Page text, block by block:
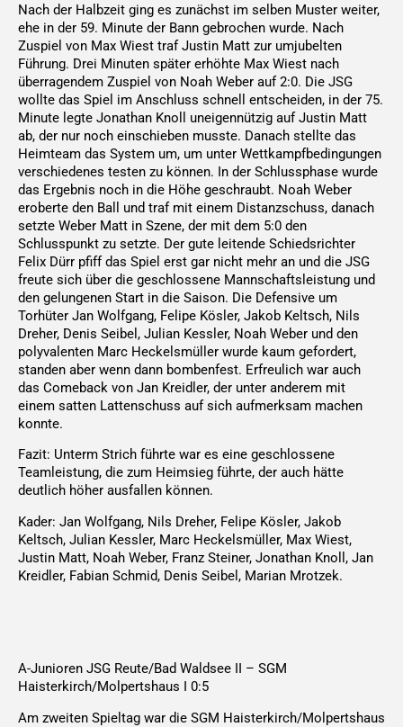
Nach der Halbzeit ging es zunächst im selben Muster weiter,
ehe in der 59. Minute der Bann gebrochen wurde. Nach
Zuspiel von Max Wiest traf Justin Matt zur umjubelten
Führung. Drei Minuten später erhöhte Max Wiest nach
überragendem Zuspiel von Noah Weber auf 2:0. Die JSG
wollte das Spiel im Anschluss schnell entscheiden, in der 75.
Minute legte Jonathan Knoll uneigennützig auf Justin Matt
ab, der nur noch einschieben musste. Danach stellte das
Heimteam das System um, um unter Wettkampfbedingungen
verschiedenes testen zu können. In der Schlussphase wurde
das Ergebnis noch in die Höhe geschraubt. Noah Weber
eroberte den Ball und traf mit einem Distanzschuss, danach
setzte Weber Matt in Szene, der mit dem 5:0 den
Schlusspunkt zu setzte. Der gute leitende Schiedsrichter
Felix Dürr pfiff das Spiel erst gar nicht mehr an und die JSG
freute sich über die geschlossene Mannschaftsleistung und
den gelungenen Start in die Saison. Die Defensive um
Torhüter Jan Wolfgang, Felipe Kösler, Jakob Keltsch, Nils
Dreher, Denis Seibel, Julian Kessler, Noah Weber und den
polyvalenten Marc Heckelsmüller wurde kaum gefordert,
standen aber wenn dann bombenfest. Erfreulich war auch
das Comeback von Jan Kreidler, der unter anderem mit
einem satten Lattenschuss auf sich aufmerksam machen
konnte.
Fazit: Unterm Strich führte war es eine geschlossene
Teamleistung, die zum Heimsieg führte, der auch hätte
deutlich höher ausfallen können.
Kader: Jan Wolfgang, Nils Dreher, Felipe Kösler, Jakob
Keltsch, Julian Kessler, Marc Heckelsmüller, Max Wiest,
Justin Matt, Noah Weber, Franz Steiner, Jonathan Knoll, Jan
Kreidler, Fabian Schmid, Denis Seibel, Marian Mrotzek.
A-Junioren JSG Reute/Bad Waldsee II – SGM
Haisterkirch/Molpertshaus I 0:5
Am zweiten Spieltag war die SGM Haisterkirch/Molpertshaus